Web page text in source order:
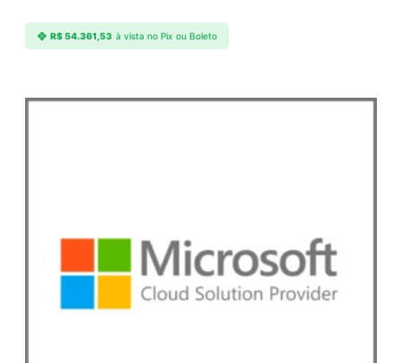
u
R$54.361,53 à vista no Pix ou Boleto